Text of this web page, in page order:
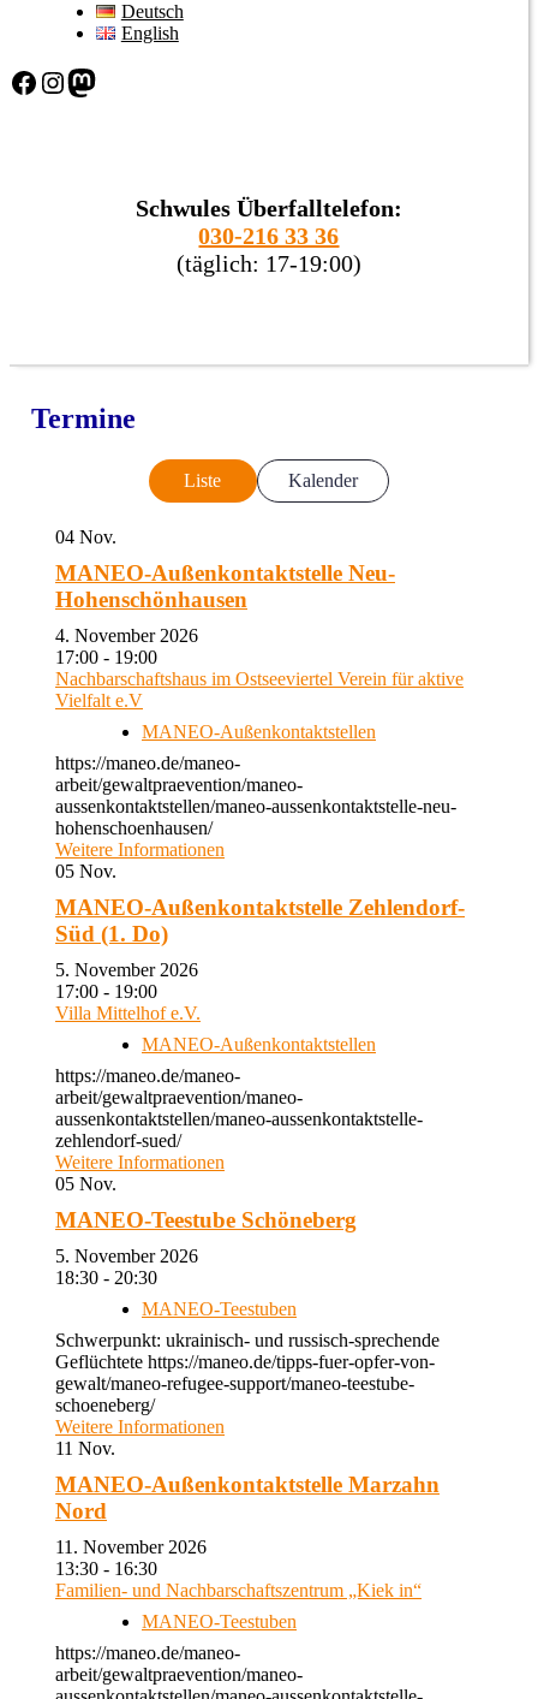
Deutsch
English
Facebook Instagram Mastodon
Schwules Überfalltelefon:
030-216 33 36
(täglich: 17-19:00)
Termine
Liste Kalender
04 Nov.
MANEO-Außenkontaktstelle Neu-
Hohenschönhausen
4. November 2026
17:00 - 19:00
Nachbarschaftshaus im Ostseeviertel Verein für aktive
Vielfalt e.V
MANEO-Außenkontaktstellen
https://maneo.de/maneo-
arbeit/gewaltpraevention/maneo-
aussenkontaktstellen/maneo-aussenkontaktstelle-neu-
hohenschoenhausen/
Weitere Informationen
05 Nov.
MANEO-Außenkontaktstelle Zehlendorf-
Süd (1. Do)
5. November 2026
17:00 - 19:00
Villa Mittelhof e.V.
MANEO-Außenkontaktstellen
https://maneo.de/maneo-
arbeit/gewaltpraevention/maneo-
aussenkontaktstellen/maneo-aussenkontaktstelle-
zehlendorf-sued/
Weitere Informationen
05 Nov.
MANEO-Teestube Schöneberg
5. November 2026
18:30 - 20:30
MANEO-Teestuben
Schwerpunkt: ukrainisch- und russisch-sprechende
Geflüchtete https://maneo.de/tipps-fuer-opfer-von-
gewalt/maneo-refugee-support/maneo-teestube-
schoeneberg/
Weitere Informationen
11 Nov.
MANEO-Außenkontaktstelle Marzahn
Nord
11. November 2026
13:30 - 16:30
Familien- und Nachbarschaftszentrum „Kiek in“
MANEO-Teestuben
https://maneo.de/maneo-
arbeit/gewaltpraevention/maneo-